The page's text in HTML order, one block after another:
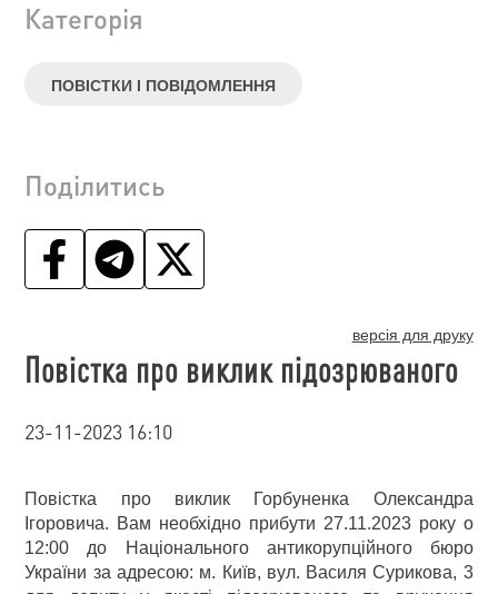
Категорія
ПОВІСТКИ І ПОВІДОМЛЕННЯ
Поділитись
версія для друку
Повістка про виклик підозрюваного
23-11-2023 16:10
Повістка про виклик Горбуненка Олександра
Ігоровича. Вам необхідно прибути 27.11.2023 року о
12:00 до Національного антикорупційного бюро
України за адресою: м. Київ, вул. Василя Сурикова, 3